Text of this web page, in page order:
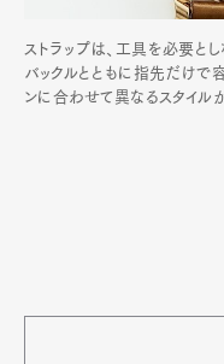
ストラップは、工具を必要と
バックルとともに指先だけで
ンに合わせて異なるスタイル